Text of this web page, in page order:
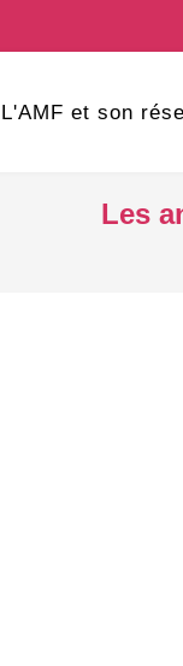
L'AMF et son
Les